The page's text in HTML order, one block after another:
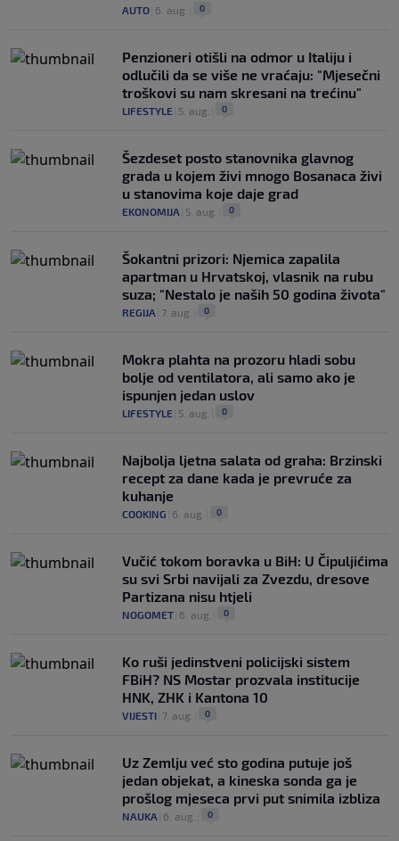
AUTO 6. aug. 0
Penzioneri otišli na odmor u Italiju i
odlučili da se više ne vraćaju: "Mjesečni
troškovi su nam skresani na trećinu"
LIFESTYLE 5. aug. 0
Šezdeset posto stanovnika glavnog
grada u kojem živi mnogo Bosanaca živi
u stanovima koje daje grad
EKONOMIJA 5. aug. 0
Šokantni prizori: Njemica zapalila
apartman u Hrvatskoj, vlasnik na rubu
suza; "Nestalo je naših 50 godina života"
REGIJA 7. aug. 0
Mokra plahta na prozoru hladi sobu
bolje od ventilatora, ali samo ako je
ispunjen jedan uslov
LIFESTYLE 5. aug. 0
Najbolja ljetna salata od graha: Brzinski
recept za dane kada je prevruće za
kuhanje
COOKING 6. aug. 0
Vučić tokom boravka u BiH: U Čipuljićima
su svi Srbi navijali za Zvezdu, dresove
Partizana nisu htjeli
NOGOMET 6. aug. 0
Ko ruši jedinstveni policijski sistem
FBiH? NS Mostar prozvala institucije
HNK, ZHK i Kantona 10
VIJESTI 7. aug. 0
Uz Zemlju već sto godina putuje još
jedan objekat, a kineska sonda ga je
prošlog mjeseca prvi put snimila izbliza
NAUKA 6. aug. 0